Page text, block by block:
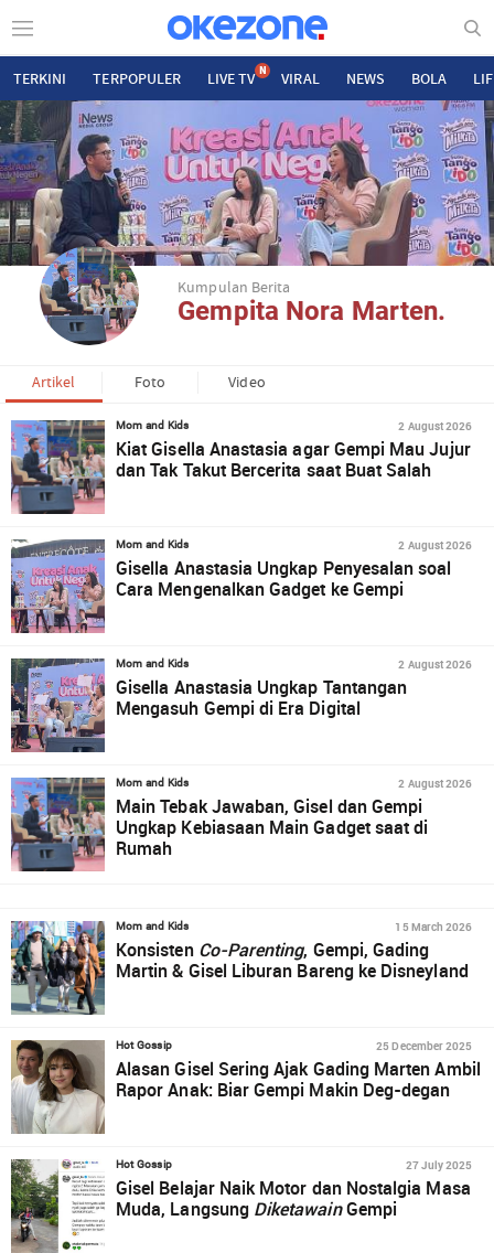
TERKINI TERPOPULER LIVE TV N VIRAL NEWS BOLA
Kumpulan Berita
Gempita Nora Marten.
Artikel Foto Video
Mom and Kids 2 August 2026
Kiat Gisella Anastasia agar Gempi Mau Jujur
dan Tak Takut Bercerita saat Buat Salah
Mom and Kids 2 August 2026
Gisella Anastasia Ungkap Penyesalan soal
Cara Mengenalkan Gadget ke Gempi
Mom and Kids 2 August 2026
Gisella Anastasia Ungkap Tantangan
Mengasuh Gempi di Era Digital
Mom and Kids 2 August 2026
Main Tebak Jawaban, Gisel dan Gempi
Ungkap Kebiasaan Main Gadget saat di
Rumah
Mom and Kids 15 March 2026
Konsisten Co-Parenting, Gempi, Gading
Martin & Gisel Liburan Bareng ke Disneyland
Hot Gossip 25 December 2025
Alasan Gisel Sering Ajak Gading Marten Ambil
Rapor Anak: Biar Gempi Makin Deg-degan
Hot Gossip 27 July 2025
Gisel Belajar Naik Motor dan Nostalgia Masa
Muda, Langsung DiketawainGempi